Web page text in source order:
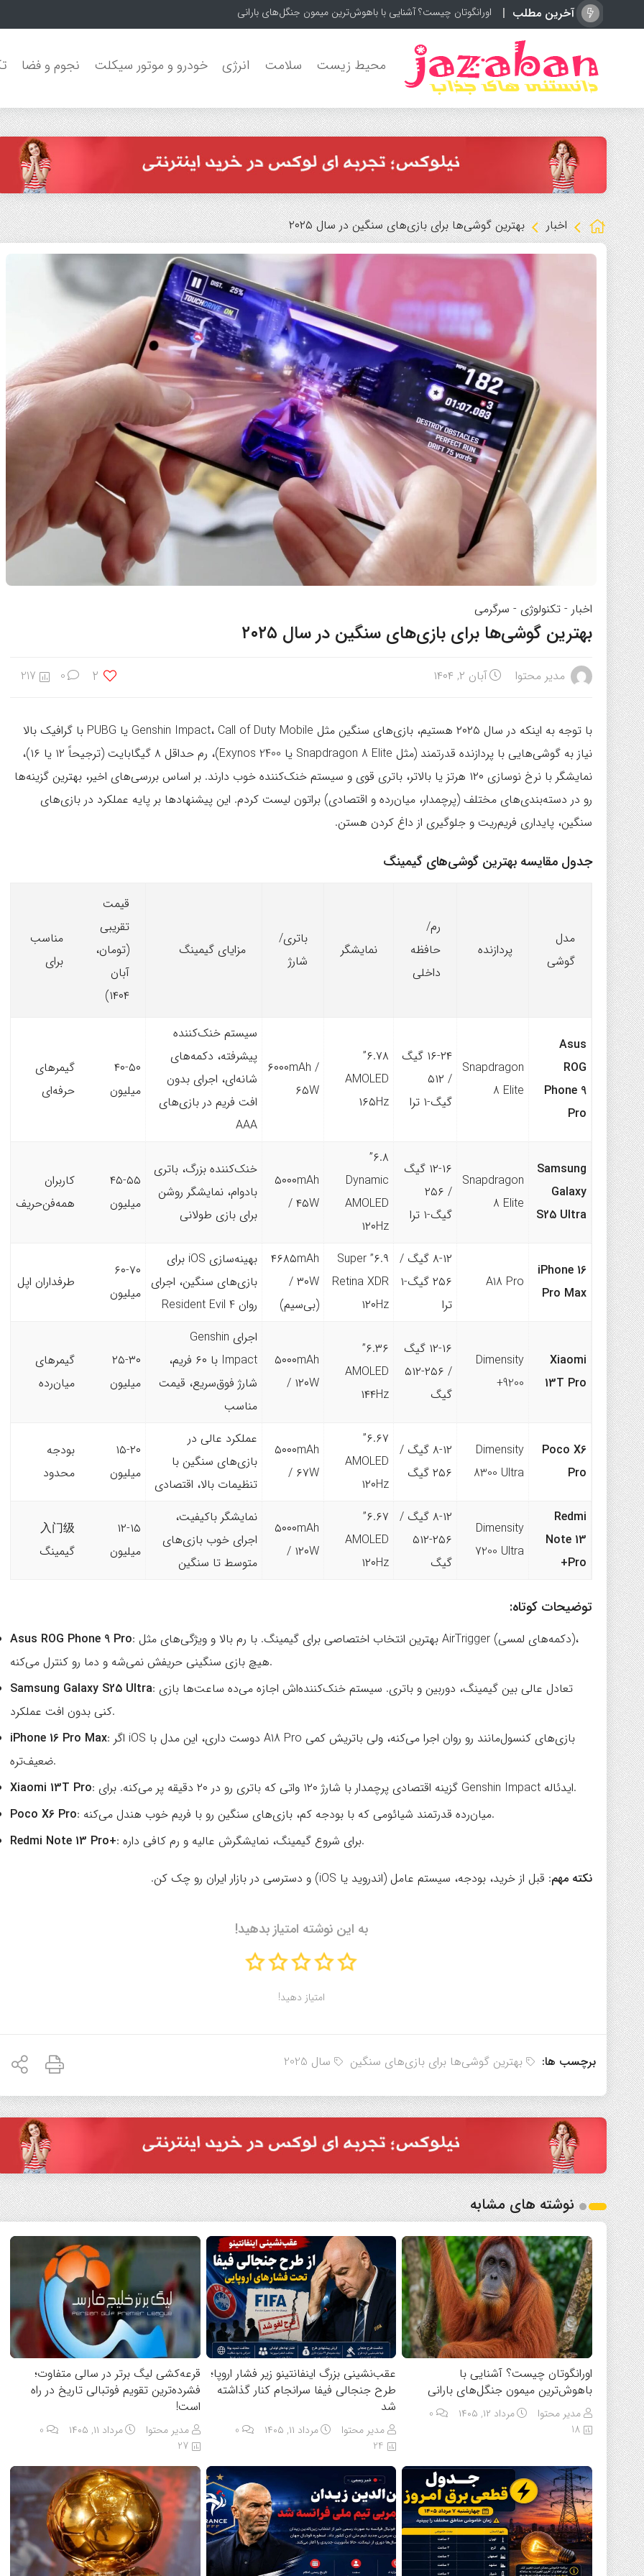
آخرین مطلب عق
محیط زیست سلامت انرژی خودرو و موتور سیکلت نجوم و فضا
اخبار بهترین گوشی‌ها برای بازی‌های سنگین در سال ۲۰۲۵
اخبار - تکنولوژی - سرگرمی
بهترین گوشی‌ها برای بازی‌های سنگین در سال ۲۰۲۵
مدیر محتوا آبان ۲, ۱۴۰۴ 2
0
217
با توجه به اینکه در سال ۲۰۲۵ هستیم، بازی‌های سنگین مثل Genshin Impact، Call of Duty Mobile یا PUBG با گرافیک بالا
نیاز به گوشی‌هایی با پردازنده قدرتمند (مثل Snapdragon 8 Elite یا Exynos 2400)، رم حداقل ۸ گیگابایت (ترجیحاً ۱۲ یا ۱۶)،
نمایشگر با نرخ نوسازی ۱۲۰ هرتز یا بالاتر، باتری قوی و سیستم خنک‌کننده خوب دارند. بر اساس بررسی‌های اخیر، بهترین گزینه‌ها
رو در دسته‌بندی‌های مختلف (پرچمدار، میان‌رده و اقتصادی) براتون لیست کردم. این پیشنهادها بر پایه عملکرد در بازی‌های
سنگین، پایداری فریم‌ریت و جلوگیری از داغ کردن هستن.
جدول مقایسه بهترین گوشی‌های گیمینگ
مدل
گوشی
پردازنده
رم/
حافظه
داخلی
نمایشگر
باتری/
شارژ
مزایای گیمینگ
قیمت
تقریبی
(تومان،
آبان
۱۴۰۴)
مناسب
برای
Asus
ROG
Phone 9
Pro
Snapdragon
8 Elite
۱۶-۲۴ گیگ
/ ۵۱۲
گیگ-۱ ترا
۶.۷۸”
AMOLED
۱۶۵Hz
۶۰۰۰mAh /
۶۵W
سیستم خنک‌کننده
پیشرفته، دکمه‌های
شانه‌ای، اجرای بدون
افت فریم در بازی‌های
AAA
۴۰-۵۰
میلیون
گیمرهای
حرفه‌ای
Samsung
Galaxy
S25 Ultra
Snapdragon
8 Elite
۱۲-۱۶ گیگ
/ ۲۵۶
گیگ-۱ ترا
۶.۸”
Dynamic
AMOLED
۱۲۰Hz
۵۰۰۰mAh
/ ۴۵W
خنک‌کننده بزرگ، باتری
بادوام، نمایشگر روشن
برای بازی طولانی
۴۵-۵۵
میلیون
کاربران
همه‌فن‌حریف
iPhone 16
Pro Max
A18 Pro
۸-۱۲ گیگ /
۲۵۶ گیگ-۱
ترا
۶.۹” Super
Retina XDR
۱۲۰Hz
۴۶۸۵mAh
/ ۳۰W
(بی‌سیم)
بهینه‌سازی iOS برای
بازی‌های سنگین، اجرای
روان Resident Evil 4
۶۰-۷۰
میلیون
طرفداران اپل
Xiaomi
13T Pro
Dimensity
9200+
۱۲-۱۶ گیگ
/ ۲۵۶-۵۱۲
گیگ
۶.۳۶”
AMOLED
۱۴۴Hz
۵۰۰۰mAh
/ ۱۲۰W
اجرای Genshin
Impact با ۶۰ فریم،
شارژ فوق‌سریع، قیمت
مناسب
۲۵-۳۰
میلیون
گیمرهای
میان‌رده
Poco X6
Pro
Dimensity
8300 Ultra
۸-۱۲ گیگ /
۲۵۶ گیگ
۶.۶۷”
AMOLED
۱۲۰Hz
۵۰۰۰mAh
/ ۶۷W
عملکرد عالی در
بازی‌های سنگین با
تنظیمات بالا، اقتصادی
۱۵-۲۰
میلیون
بودجه
محدود
Redmi
Note 13
Pro+
Dimensity
7200 Ultra
۸-۱۲ گیگ /
۲۵۶-۵۱۲
گیگ
۶.۶۷”
AMOLED
۱۲۰Hz
۵۰۰۰mAh
/ ۱۲۰W
نمایشگر باکیفیت،
اجرای خوب بازی‌های
متوسط تا سنگین
۱۲-۱۵
میلیون
入门级
گیمینگ
توضیحات کوتاه:
Asus ROG Phone 9 Pro: بهترین انتخاب اختصاصی برای گیمینگ. با رم بالا و ویژگی‌های مثل AirTrigger (دکمه‌های لمسی)،
هیچ بازی سنگینی حریفش نمی‌شه و دما رو کنترل می‌کنه.
Samsung Galaxy S25 Ultra: تعادل عالی بین گیمینگ، دوربین و باتری. سیستم خنک‌کننده‌اش اجازه می‌ده ساعت‌ها بازی
کنی بدون افت عملکرد.
iPhone 16 Pro Max: اگر iOS دوست داری، این مدل با A18 Pro بازی‌های کنسول‌مانند رو روان اجرا می‌کنه، ولی باتریش کمی
ضعیف‌تره.
Xiaomi 13T Pro
: گزینه اقتصادی پرچمدار با شارژ ۱۲۰ واتی که باتری رو در ۲۰ دقیقه پر می‌کنه. برای Genshin Impact ایدئاله.
Poco X6 Pro
: میان‌رده قدرتمند شیائومی که با بودجه کم، بازی‌های سنگین رو با فریم خوب هندل می‌کنه.
Redmi Note 13 Pro+
: برای شروع گیمینگ، نمایشگرش عالیه و رم کافی داره.
نکته مهم: قبل از خرید، بودجه، سیستم عامل (اندروید یا iOS) و دسترسی در بازار ایران رو چک کن.
به این نوشته امتیاز بدهید!
امتیاز دهید!
برچسب ها: بهترین گوشی‌ها برای بازی‌های سنگین سال 2025
نوشته های مشابه
اورانگوتان چیست؟ آشنایی با
باهوش‌ترین میمون جنگل‌های بارانی
مدیر محتوا مرداد ۱۲, ۱۴۰۵
18
عقب‌نشینی بزرگ اینفانتینو زیر فشار اروپا؛
طرح جنجالی فیفا سرانجام کنار گذاشته
شد
مدیر محتوا مرداد ۱۱, ۱۴۰۵
0
24
قرعه‌کشی لیگ برتر در سالی متفاوت؛
فشرده‌ترین تقویم فوتبالی تاریخ در راه
است!
مدیر محتوا مرداد ۱۱, ۱۴۰۵
27